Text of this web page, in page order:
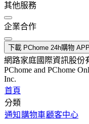
其他服務
企業合作
下載 PChome 24h購物 APP
網路家庭國際資訊股份
PChome and PChome
Inc.
首頁
分類
通知 購物車顧客中心